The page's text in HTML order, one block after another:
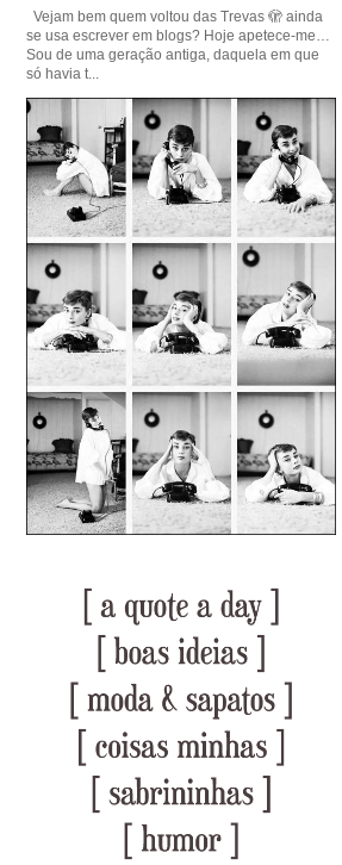
Vejam bem quem voltou das Trevas 🫣 ainda
se usa escrever em blogs? Hoje apetece-me…
Sou de uma geração antiga, daquela em que
só havia t...